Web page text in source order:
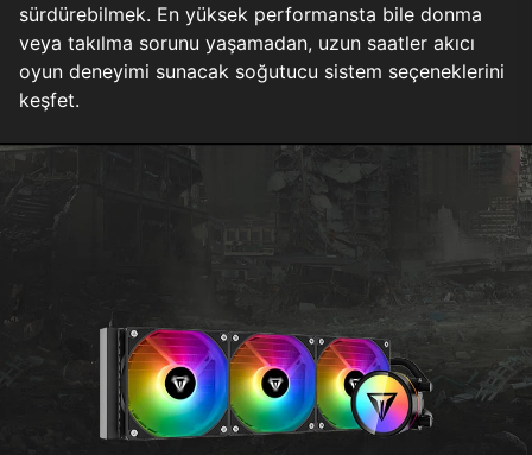
sürdürebilmek. En yüksek performansta bile donma
veya takılma sorunu yaşamadan, uzun saatler akıcı
oyun deneyimi sunacak soğutucu sistem seçeneklerini
keşfet.